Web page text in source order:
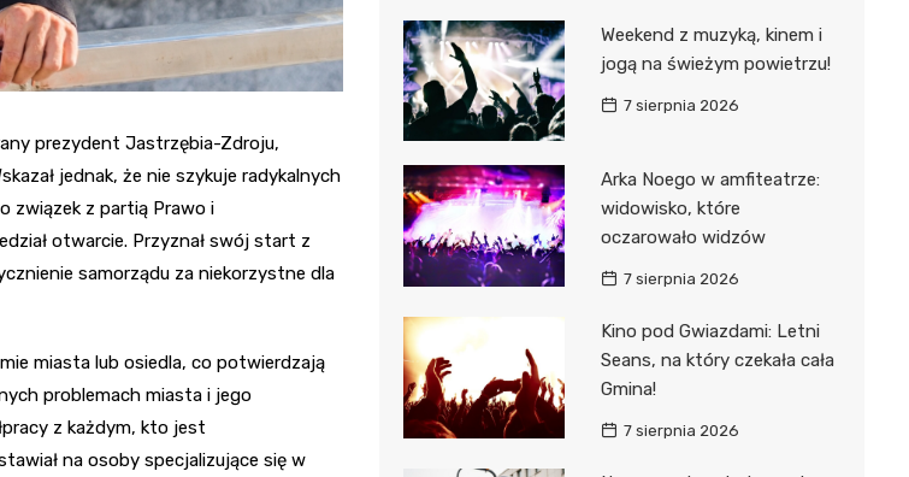
prezydent Jastrzębia-Zdroju,
jednak, że nie szykuje radykalnych
związek z partią Prawo i
otwarcie. Przyznał swój start z
samorządu za niekorzystne dla
miasta lub osiedla, co potwierdzają
problemach miasta i jego
z każdym, kto jest
na osoby specjalizujące się w
Weekend z muzyką, kinem i
jogą na świeżym powietrzu!
7 sierpnia 2026
Arka Noego w amfiteatrze:
widowisko, które
oczarowało widzów
7 sierpnia 2026
Kino pod Gwiazdami: Letni
Seans, na który czekała cała
Gmina!
7 sierpnia 2026